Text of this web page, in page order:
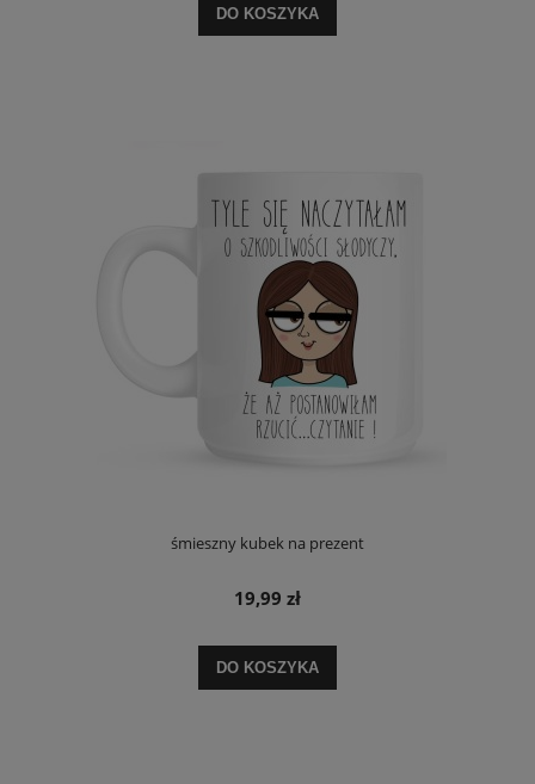
DO KOSZYKA
śmieszny kubek na prezent
19,99 zł
DO KOSZYKA